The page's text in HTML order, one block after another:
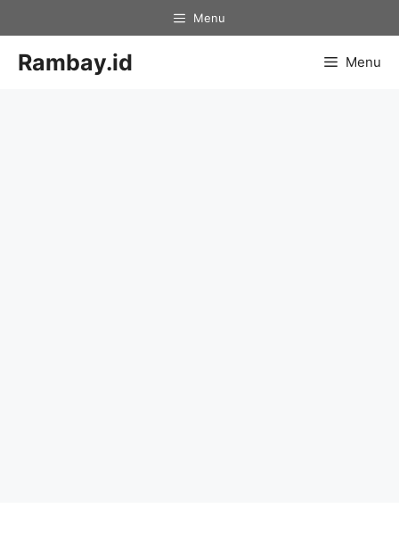
to
content
Menu
Rambay.id Menu